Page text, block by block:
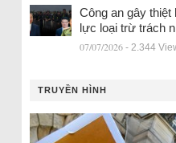
Công an gây
lực loại trừ trách
07/07/2026 - 2.344
TRUYỀN HÌNH